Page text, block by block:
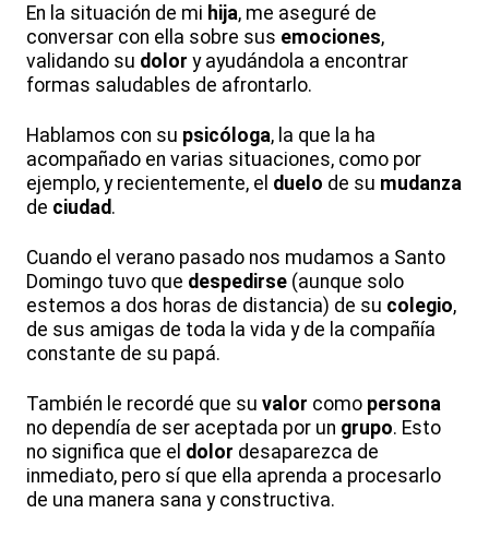
En la situación de mi hija, me aseguré de
conversar con ella sobre sus emociones,
validando su dolor y ayudándola a encontrar
formas saludables de afrontarlo.
Hablamos con su psicóloga, la que la ha
acompañado en varias situaciones, como por
ejemplo, y recientemente, el duelo de su mudanza
de ciudad .
Cuando el verano pasado nos mudamos a Santo
Domingo tuvo que despedirse (aunque solo
estemos a dos horas de distancia) de su colegio,
de sus amigas de toda la vida y de la compañía
constante de su papá.
También le recordé que su valor como persona
no dependía de ser aceptada por un grupo. Esto
no significa que el dolor desaparezca de
inmediato, pero sí que ella aprenda a procesarlo
de una manera sana y constructiva.